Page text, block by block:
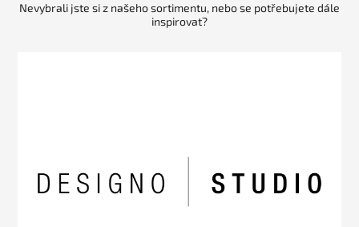
Nevybrali jste si z našeho sortimentu, nebo se potřebujete dále
inspirovat?